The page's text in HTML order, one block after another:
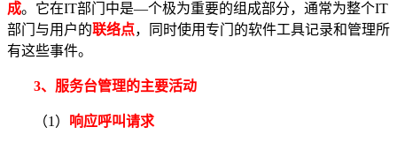
成。它在IT部门中是—个极为重要的组成部分，通常为整个IT
部门与用户的联络点，同时使用专门的软件工具记录和管理所
有这些事件。
3、服务台管理的主要活动
（1） 响应呼叫请求